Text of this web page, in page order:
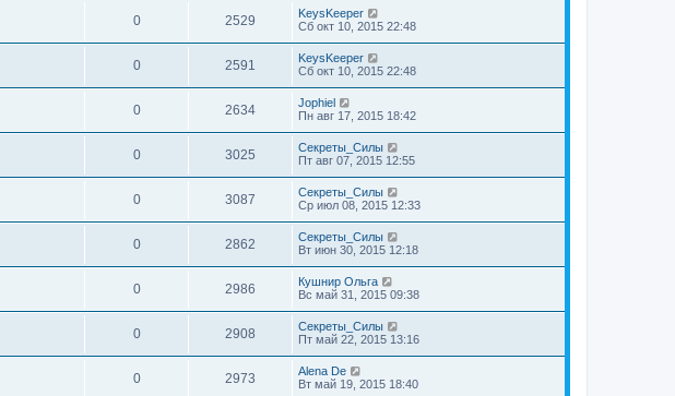
0 2529
KeysKeeper
Сб окт 10, 2015 22:48
0 2591
KeysKeeper
Сб окт 10, 2015 22:48
0 2634
Jophiel
Пн авг 17, 2015 18:42
0 3025
Секреты_Силы
Пт авг 07, 2015 12:55
0 3087
Секреты_Силы
Ср июл 08, 2015 12:33
0 2862
Секреты_Силы
Вт июн 30, 2015 12:18
0 2986
Кушнир Ольга
Вс май 31, 2015 09:38
0 2908
Секреты_Силы
Пт май 22, 2015 13:16
0 2973
Alena De
Вт май 19, 2015 18:40